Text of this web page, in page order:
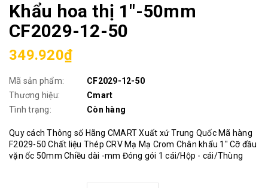
Khẩu hoa thị 1"-50mm
CF2029-12-50
349.920₫
Mã sản phẩm:
CF2029-12-50
Thương hiệu:
Cmart
Tình trạng:
Còn hàng
Quy cách Thông số Hãng CMART Xuất xứ Trung Quốc Mã hàng
F2029-50 Chất liệu Thép CRV Mạ Mạ Crom Chân khẩu 1" Cỡ đầu
vặn ốc 50mm Chiều dài -mm Đóng gói 1 cái/Hộp - cái/Thùng